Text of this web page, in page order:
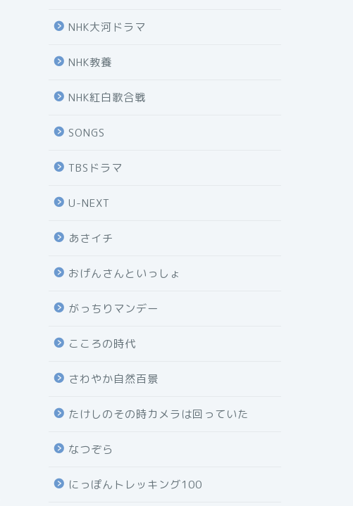
NHK大河ドラマ
NHK教養
NHK紅白歌合戦
SONGS
TBSドラマ
U-NEXT
あさイチ
おげんさんといっしょ
がっちりマンデー
こころの時代
さわやか自然百景
たけしのその時カメラは回っていた
なつぞら
にっぽんトレッキング100